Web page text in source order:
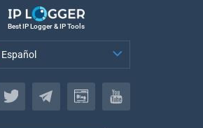
Best IP Logger & IP Tools
Español
Español